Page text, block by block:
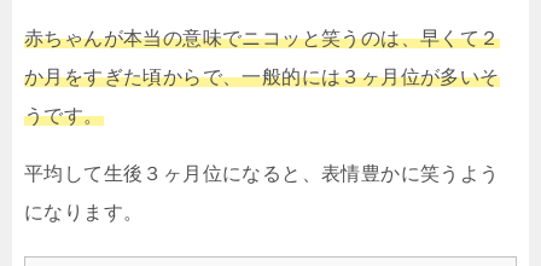
赤ちゃんが本当の意味でニコッと笑うのは、早くて２
か月をすぎた頃からで、一般的には３ヶ月位が多いそ
うです。
平均して生後３ヶ月位になると、表情豊かに笑うよう
になります。